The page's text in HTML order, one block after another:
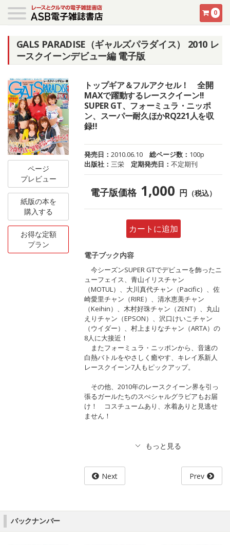
0
GALS PARADISE（ギャルズパラダイス） 2010 レ
ースクイーンデビュー編 電子版
ページ
プレビュー
紙版の本を
購入する
お得な定額
プラン
トップギア＆フルアクセル！ 全開
MAXで躍動するレースクイーン!!
SUPER GT、フォーミュラ・ニッポ
ン、スーパー耐久ほかRQ221人を収
録!!
発売日：2010.06.10 総ページ数： 100p
出版社：三栄 定期発売日：不定期刊
電子版価格 1,000 円 （税込）
カートに追加
電子ブック内容
今シーズンSUPER GTでデビューを飾ったニ
ューフェイス、青山イリスチャン
（MOTUL）、大川真代チャン（Pacific）、佐
崎愛里チャン（RIRE）、清水恵美チャン
（Keihin）、木村好珠チャン（ZENT）、丸山
えりチャン（EPSON）、沢口けいこチャン
（ウイダー）、村上まりなチャン（ARTA）の
8人に大接近！
またフォーミュラ・ニッポンから、音速の
白熱バトルをやさしく癒やす、キレイ系新人
レースクイーン7人もピックアップ。
その他、2010年のレースクイーン界を引っ
張るガールたちのスぺシャルグラビアもお届
け！ コスチュームあり、水着ありと見逃せ
ません！
Next Prev
バックナンバー